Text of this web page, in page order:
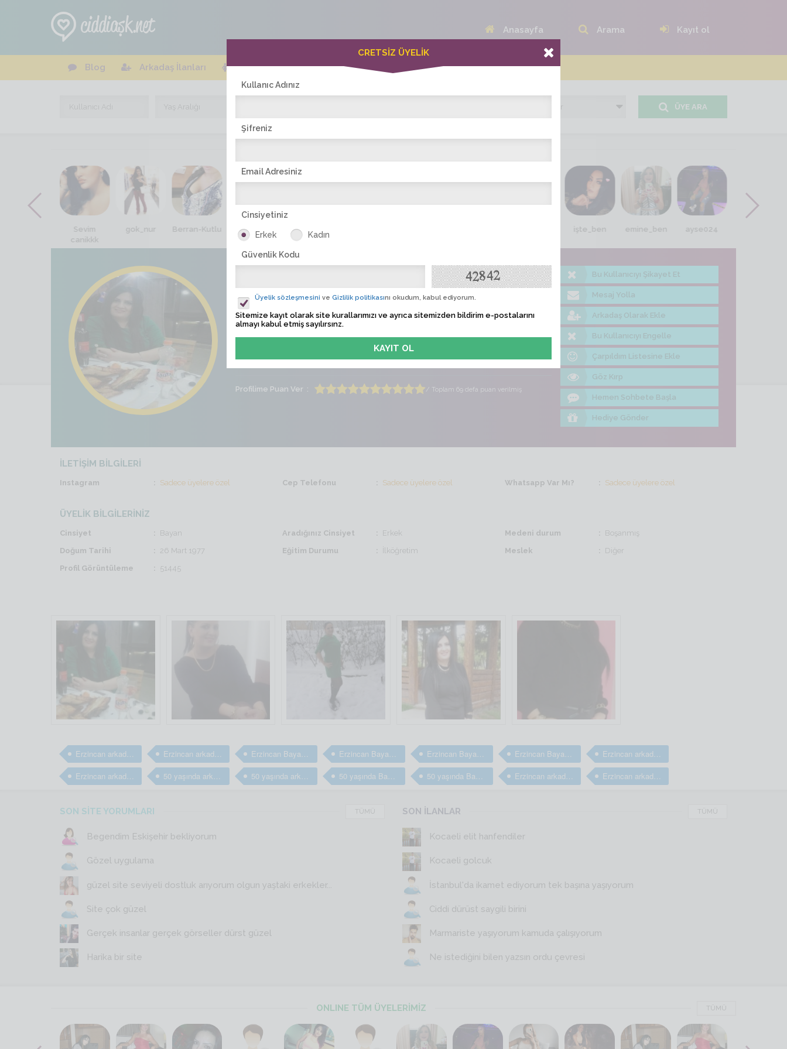
Anasayfa Arama Kayıt ol
Blog Arkadaş İlanları Online Bayanlar(308) Online Erkekler(376)
ÜYE ARA
Sevim
canikkk
gok_nur Berran-Kutlu Bana_gel_askim nazli006etyi işte_ben emine_ben ayse024
Albüme Bak
Ziyaret Tarihi
Cinsiyeti Bayan Yaş 50
Profilime Puan Ver / Toplam 69 defa puan verilmiş
Bu Kullanıcıyı Şikayet Et
Mesaj Yolla
Arkadaş Olarak Ekle
Bu Kullanıcıyı Engelle
Çarpıldım Listesine Ekle
Göz Kırp
Hemen Sohbete Başla
Hediye Gönder
İLETİŞİM BİLGİLERİ
Instagram Sadece üyelere özel Cep Telefonu Sadece üyelere özel Whatsapp Var Mı? Sadece üyelere özel
ÜYELİK BİLGİLERİNİZ
Cinsiyet Bayan Aradığınız Cinsiyet Erkek Medeni durum
Boşanmış
Doğum Tarihi
26 Mart 1977 Eğitim Durumu İlköğretim Meslek
Diğer
Profil Görüntüleme
51445
Erzincan arkadaş Erzincan arkadaş Erzincan Bayan arkadaş Erzincan Bayan arkadaş Erzincan Bayan arkadaş arıyorum Erzincan Bayan arkadaş arıyorum Erzincan arkadaş arıyorum
Erzincan arkadaş arıyorum 50 yaşında arkadaş arıyorum 50 yaşında arkadaş arıyorum 50 yaşında Bayan arkadaş 50 yaşında Bayan arkadaş Erzincan arkadaşlık sitesi Erzincan arkadaşlık sitesi
SON SİTE YORUMLARI TÜMÜ
Begendim Eskişehir bekliyorum
Gözel uygulama
güzel site seviyeli dostluk arıyorum olgun yaştaki erkekler...
Site çok güzel
Gerçek insanlar gerçek görseller dürst güzel
Harika bir site
SON İLANLAR TÜMÜ
Kocaeli elit hanfendiler
Kocaeli golcuk
İstanbul'da ikamet ediyorum tek başına yaşıyorum
Ciddi dürüst saygili birini
Marmariste yaşıyorum kamuda çalışıyorum
Ne istediğini bilen yazsın ordu çevresi
ONLINE TÜM ÜYELERİMİZ TÜMÜ
CRETSİZ ÜYELİK
Kullanıc Adınız
Şifreniz
Email Adresiniz
Cinsiyetiniz
Erkek Kadın
Güvenlik Kodu
Üyelik sözleşmesini ve Gizlilik politikasını okudum, kabul ediyorum.
Sitemize kayıt olarak site kurallarımızı ve ayrıca sitemizden bildirim e-postalarını
almayı kabul etmiş sayılırsınz.